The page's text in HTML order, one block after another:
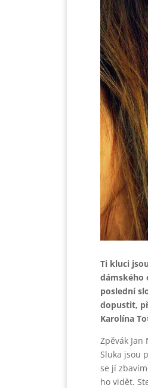
Ti kluci
dámského
poslední
dopustit,
Karolína
Zpěvák
Sluka jsou
se jí
ho vidět.